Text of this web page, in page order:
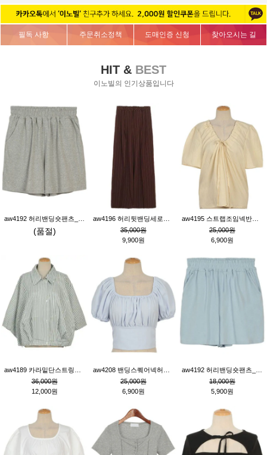
필독 사항 주문취소정책 도매인증 신청 찾아오시는 길
HIT & BEST
이노빌의 인기상품입니다
(품절)
35,000원
9,900원
25,000원
6,900원
36,000원
12,000원
25,000원
6,900원
18,000원
5,900원